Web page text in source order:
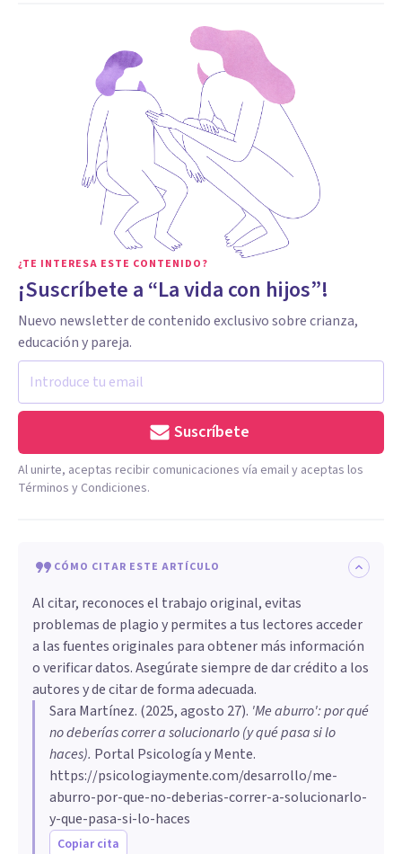
¿TE INTERESA ESTE CONTENIDO?
¡Suscríbete a “La vida con hijos”!
Nuevo newsletter de contenido exclusivo sobre crianza,
educación y pareja.
Suscríbete
Al unirte, aceptas recibir comunicaciones vía email y aceptas los
Términos y Condiciones.
CÓMO CITAR ESTE ARTÍCULO
Al citar, reconoces el trabajo original, evitas
problemas de plagio y permites a tus lectores acceder
a las fuentes originales para obtener más información
o verificar datos. Asegúrate siempre de dar crédito a los
autores y de citar de forma adecuada.
Sara Martínez. (2025, agosto 27). 'Me aburro': por qué
no deberías correr a solucionarlo (y qué pasa si lo
haces). Portal Psicología y Mente.
https://psicologiaymente.com/desarrollo/me-
aburro-por-que-no-deberias-correr-a-solucionarlo-
y-que-pasa-si-lo-haces
Copiar cita